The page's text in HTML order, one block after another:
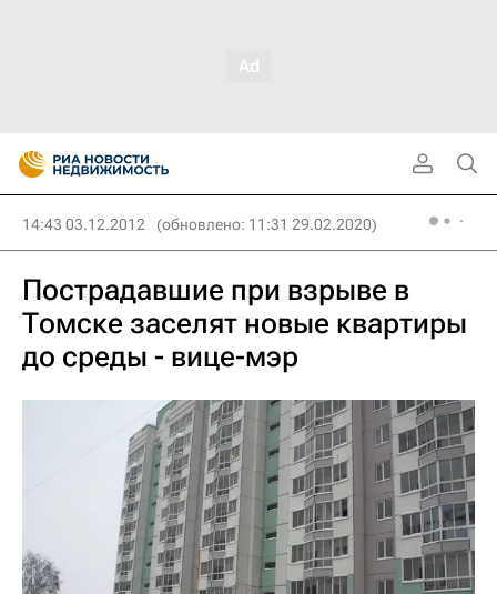
14:43 03.12.2012 (обновлено: 11:31 29.02.2020)
Пострадавшие при взрыве в
Томске заселят новые квартиры
до среды - вице-мэр